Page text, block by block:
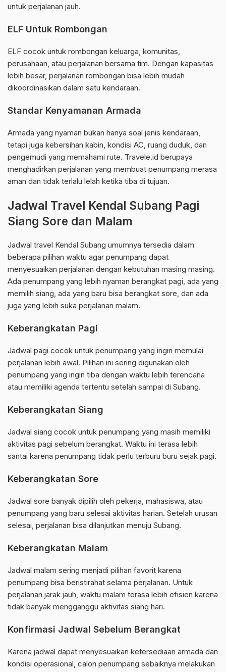
untuk perjalanan jauh.
ELF Untuk Rombongan
ELF cocok untuk rombongan keluarga, komunitas,
perusahaan, atau perjalanan bersama tim. Dengan kapasitas
lebih besar, perjalanan rombongan bisa lebih mudah
dikoordinasikan dalam satu kendaraan.
Standar Kenyamanan Armada
Armada yang nyaman bukan hanya soal jenis kendaraan,
tetapi juga kebersihan kabin, kondisi AC, ruang duduk, dan
pengemudi yang memahami rute. Travele.id berupaya
menghadirkan perjalanan yang membuat penumpang merasa
aman dan tidak terlalu lelah ketika tiba di tujuan.
Jadwal Travel Kendal Subang Pagi
Siang Sore dan Malam
Jadwal travel Kendal Subang umumnya tersedia dalam
beberapa pilihan waktu agar penumpang dapat
menyesuaikan perjalanan dengan kebutuhan masing masing.
Ada penumpang yang lebih nyaman berangkat pagi, ada yang
memilih siang, ada yang baru bisa berangkat sore, dan ada
juga yang lebih suka perjalanan malam.
Keberangkatan Pagi
Jadwal pagi cocok untuk penumpang yang ingin memulai
perjalanan lebih awal. Pilihan ini sering digunakan oleh
penumpang yang ingin tiba dengan waktu lebih terencana
atau memiliki agenda tertentu setelah sampai di Subang.
Keberangkatan Siang
Jadwal siang cocok untuk penumpang yang masih memiliki
aktivitas pagi sebelum berangkat. Waktu ini terasa lebih
santai karena penumpang tidak perlu terburu buru sejak pagi.
Keberangkatan Sore
Jadwal sore banyak dipilih oleh pekerja, mahasiswa, atau
penumpang yang baru selesai aktivitas harian. Setelah urusan
selesai, perjalanan bisa dilanjutkan menuju Subang.
Keberangkatan Malam
Jadwal malam sering menjadi pilihan favorit karena
penumpang bisa beristirahat selama perjalanan. Untuk
perjalanan jarak jauh, waktu malam terasa lebih efisien karena
tidak banyak mengganggu aktivitas siang hari.
Konfirmasi Jadwal Sebelum Berangkat
Karena jadwal dapat menyesuaikan ketersediaan armada dan
kondisi operasional, calon penumpang sebaiknya melakukan